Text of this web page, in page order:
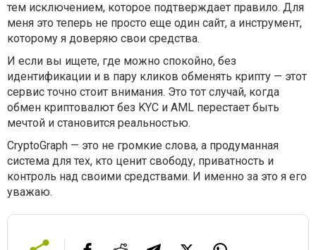
тем исключением, которое подтверждает правило. Для
меня это теперь не просто еще один сайт, а инструмент,
которому я доверяю свои средства.
И если вы ищете, где можно спокойно, без
идентификации и в пару кликов обменять крипту — этот
сервис точно стоит внимания. Это тот случай, когда
обмен криптовалют без KYC и AML перестает быть
мечтой и становится реальностью.
CryptoGraph — это не громкие слова, а продуманная
система для тех, кто ценит свободу, приватность и
контроль над своими средствами. И именно за это я его
уважаю.